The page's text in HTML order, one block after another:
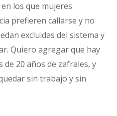
los que mujeres
prefieren callarse y no
excluidas del sistema y
Quiero agregar que hay
de 20 años de zafrales, y
sin trabajo y sin